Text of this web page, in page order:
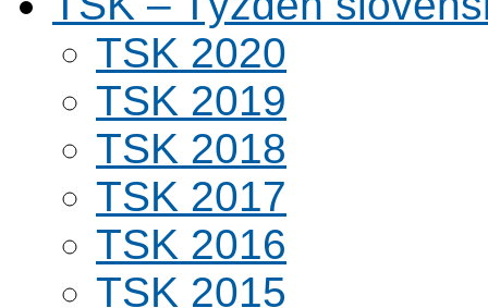
TSK 2020
TSK 2019
TSK 2018
TSK 2017
TSK 2016
TSK 2015